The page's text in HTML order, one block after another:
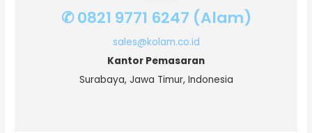
✆ 0821 9771 6247 (Alam)
sales@kolam.co.id
Kantor Pemasaran
Surabaya, Jawa Timur, Indonesia